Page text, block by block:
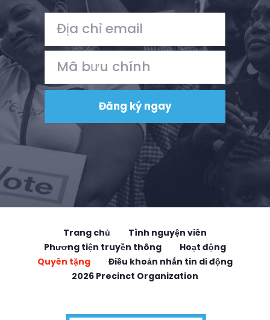
Trang chủ
Tình nguyện viên
Phương tiện truyền thông
Hoạt động
Quyên tặng
Điều khoản nhắn tin di động
2026 Precinct Organization